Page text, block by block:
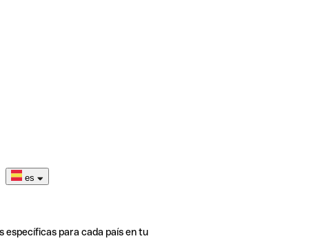
es
específicas para cada país en tu